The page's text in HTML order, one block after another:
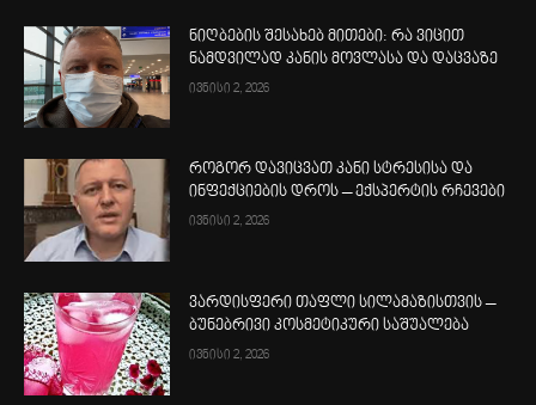
ნიღბების შესახებ მითები: რა ვიცით
ნამდვილად კანის მოვლასა და დაცვაზე
ივნისი 2, 2026
როგორ დავიცვათ კანი სტრესისა და
ინფექციების დროს – ექსპერტის რჩევები
ივნისი 2, 2026
ვარდისფერი თაფლი სილამაზისთვის –
ბუნებრივი კოსმეტიკური საშუალება
ივნისი 2, 2026